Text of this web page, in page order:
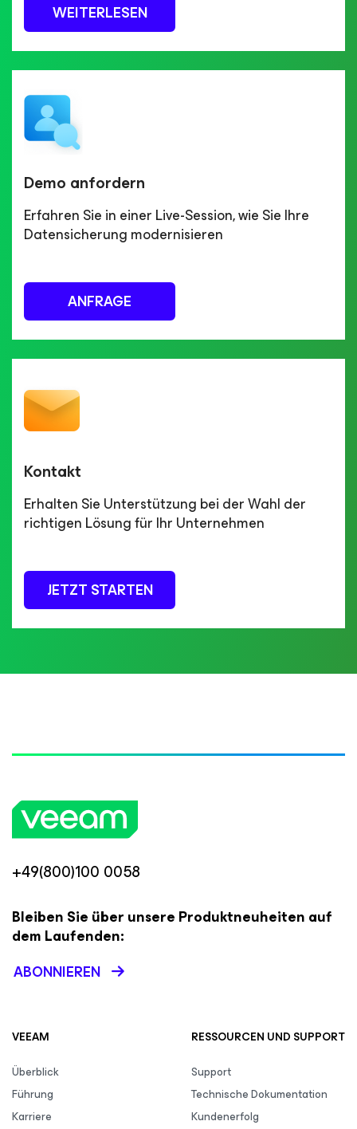
WEITERLESEN
Demo anfordern
Erfahren Sie in einer Live-Session, wie Sie Ihre
Datensicherung modernisieren
ANFRAGE
Kontakt
Erhalten Sie Unterstützung bei der Wahl der
richtigen Lösung für Ihr Unternehmen
JETZT STARTEN
+49(800)100 0058
Bleiben Sie über unsere Produktneuheiten auf
dem Laufenden:
ABONNIEREN
VEEAM
Überblick
Führung
Karriere
RESSOURCEN UND SUPPORT
Support
Technische Dokumentation
Kundenerfolg